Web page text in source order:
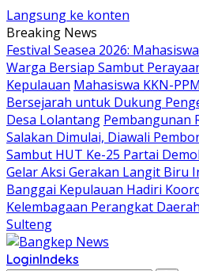
Langsung ke konten
Breaking News
Festival Seasea 2026:
Warga Bersiap Sambut
Kepulauan Mahasiswa KKN-
Bersejarah untuk Dukung
Desa Lolantang Pembangunan
Salakan Dimulai, Diawali
Sambut HUT Ke-25 Partai
Gelar Aksi Gerakan Langit Biru
Banggai Kepulauan Hadiri
Kelembagaan Perangkat
Sulteng
LoginIndeks